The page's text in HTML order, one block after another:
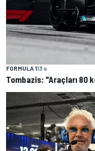
FORMULA 113 s
Tombazis: "Araçları